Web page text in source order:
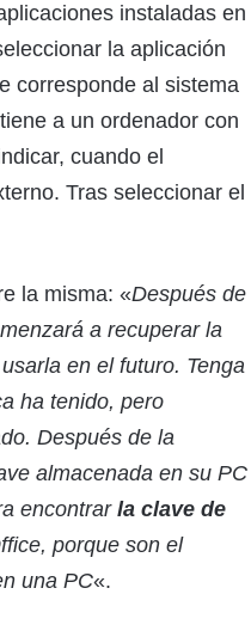
instaladas en
la aplicación
corresponde al sistema
a un ordenador con
cuando el
Tras seleccionar el
la misma: «Después de
a recuperar la
en el futuro. Tenga
ha tenido, pero
Después de la
almacenada en su PC
encontrar la clave de
porque son el
una PC«.